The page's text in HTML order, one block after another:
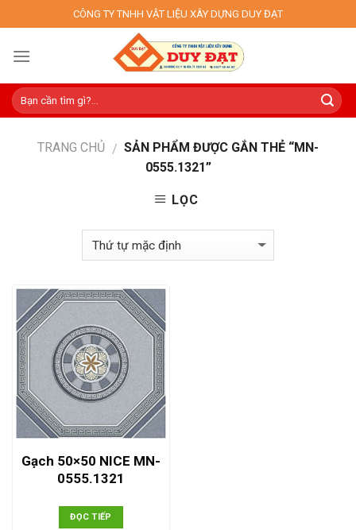
to
content
CÔNG TY TNHH VẬT LIỆU XÂY DỰNG DUY ĐẠT
TRANG CHỦ / SẢN PHẨM ĐƯỢC GẮN THẺ “MN-
0555.1321”
LỌC
Gạch 50×50 NICE MN-
0555.1321
ĐỌC TIẾP